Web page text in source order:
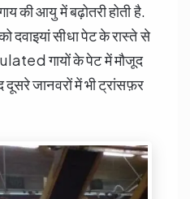
की आयु में बढ़ोतरी होती है.
दवाइयां सीधा पेट के रास्ते से
गायों के पेट में मौजूद
दूसरे जानवरों में भी ट्रांसफ़र